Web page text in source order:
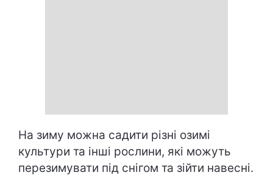
На зиму можна садити різні озимі
культури та інші рослини, які можуть
перезимувати під снігом та зійти навесні.